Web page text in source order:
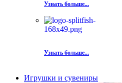
Узнать больше...
Узнать больше...
Игрушки и сувениры